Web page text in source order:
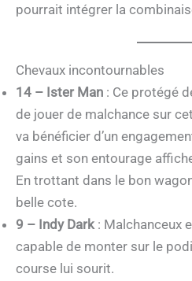
pourrait intégrer la
Chevaux incontournables
14 – Ister Man : Ce protégé
de jouer de malchance sur
va bénéficier d’un
gains et son entourage
En trottant dans le bon
belle cote.
9 – Indy Dark : Malchanceux
capable de monter sur le
course lui sourit.